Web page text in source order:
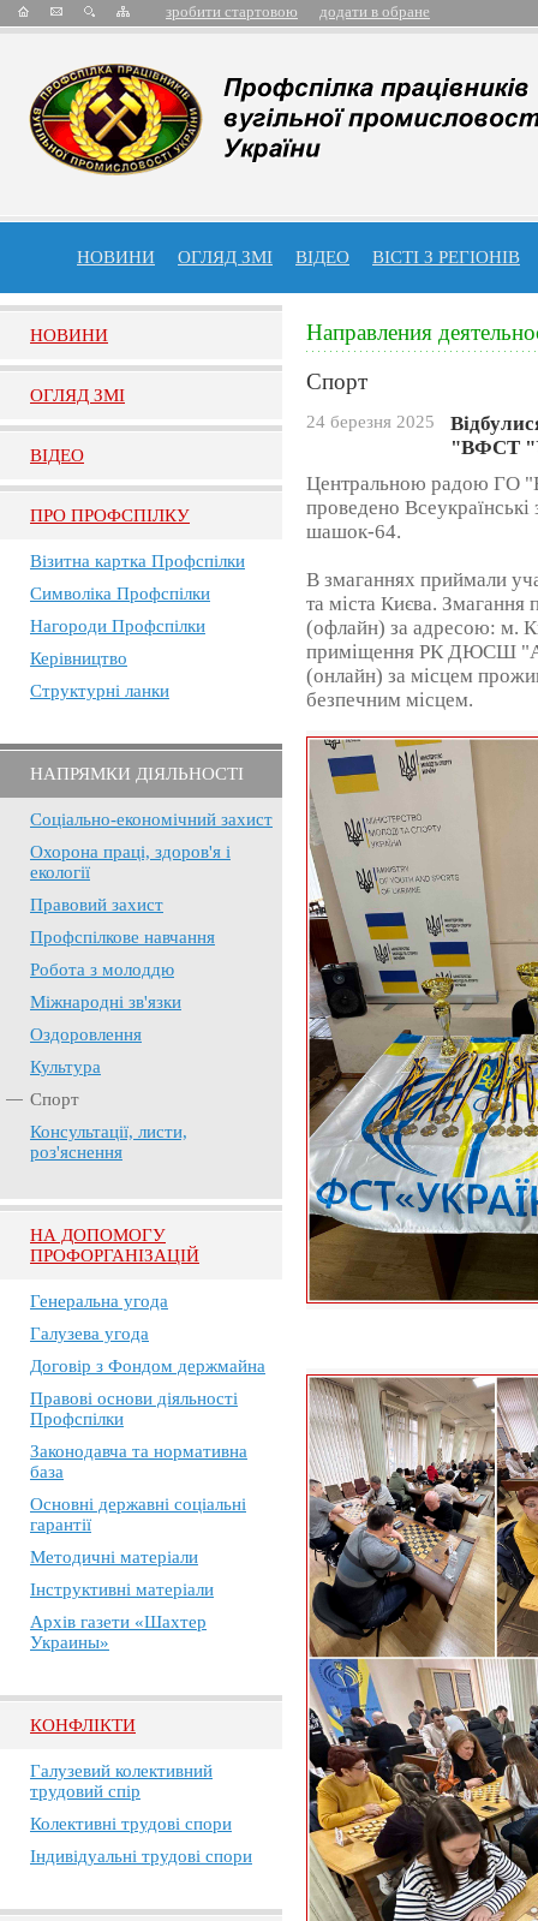
зробити стартовою додати в обране
НОВИНИ ОГЛЯД ЗМІ ВІДЕО ВІСТІ З РЕГІОНІВ
НОВИНИ
ОГЛЯД ЗМI
ВIДЕО
ПРО ПРОФСПIЛКУ
Візитна картка Профспілки
Символіка Профспілки
Нагороди Профспілки
Керівництво
Структурні ланки
НАПРЯМКИ ДІЯЛЬНОСТІ
Соціально-економічний захист
Охорона праці, здоров'я і
екології
Правовий захист
Профспілкове навчання
Робота з молоддю
Міжнародні зв'язки
Оздоровлення
Культура
Спорт
Консультації, листи,
роз'яснення
НА ДОПОМОГУ
ПРОФОРГАНІЗАЦІЙ
Генеральна угода
Галузева угода
Договір з Фондом держмайна
Правові основи діяльності
Профспілки
Законодавча та нормативна
база
Основні державні соціальні
гарантії
Методичні матеріали
Інструктивні матеріали
Архів газети «Шахтер
Украины»
КОНФЛІКТИ
Галузевий колективний
трудовий спір
Колективні трудові спори
Індивідуальні трудові спори
Направления
Спорт
24 березня 2025
"ВФСТ
Центральною радою ГО
проведено
шашок-64.
В змаганнях приймали
та міста Києва.
(офлайн) за адресою: м.
приміщення РК ДЮСШ
(онлайн) за місцем
безпечним місцем.